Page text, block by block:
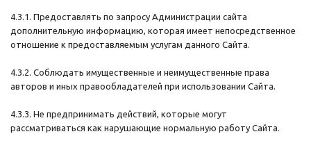
4.3.1. Предоставлять по запросу Администрации сайта
дополнительную информацию, которая имеет непосредственное
отношение к предоставляемым услугам данного Сайта.
4.3.2. Соблюдать имущественные и неимущественные права
авторов и иных правообладателей при использовании Сайта.
4.3.3. Не предпринимать действий, которые могут
рассматриваться как нарушающие нормальную работу Сайта.